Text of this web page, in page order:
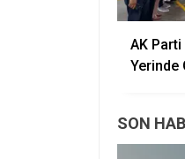
AK Parti
Yerinde
SON